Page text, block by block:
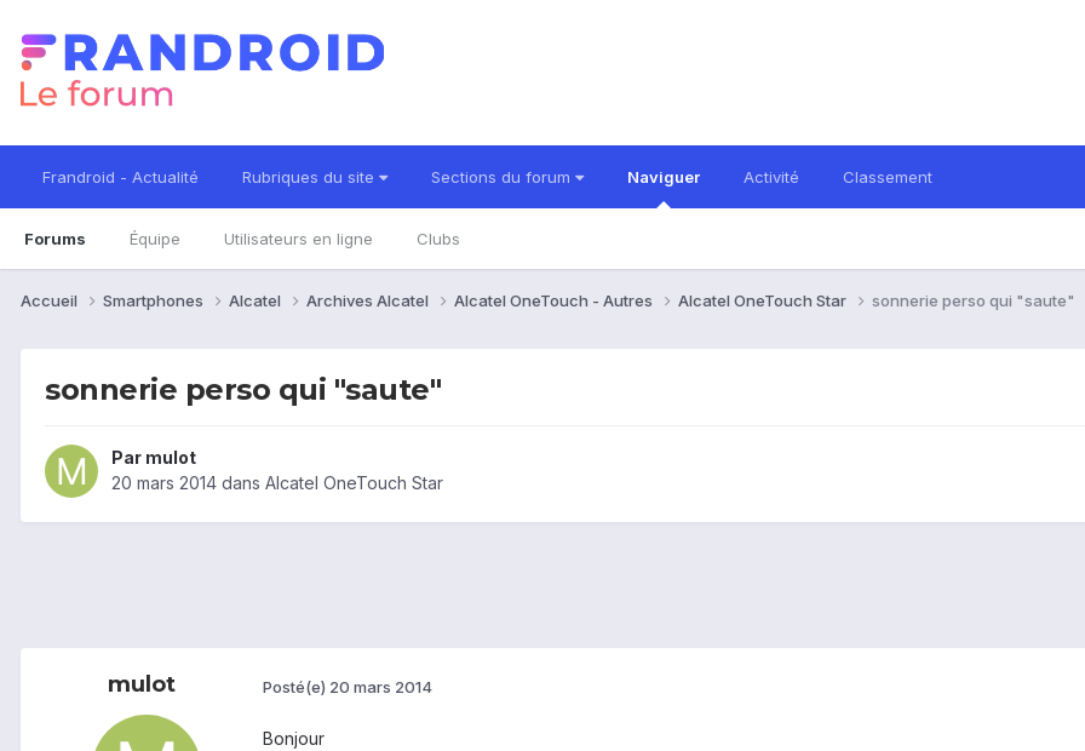
Frandroid - Actualité Rubriques du site Sections du forum Naviguer
Forums Équipe Utilisateurs en ligne Clubs
Activité Classement
Accueil Smartphones Alcatel Archives Alcatel Alcatel OneTouch - Autres Alcatel OneTouch Star sonnerie perso qui "saute"
sonnerie perso qui "saute"
Par mulot
20 mars 2014 dans Alcatel OneTouch Star
mulot Posté(e) 20 mars 2014
Bonjour